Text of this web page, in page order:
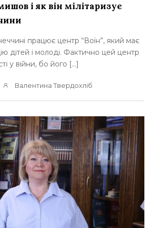
і як він мілітаризує
працює центр “Воїн”, який має
дітей і молоді. Фактично цей центр
у війни, бо його […]
Валентина Твердохліб